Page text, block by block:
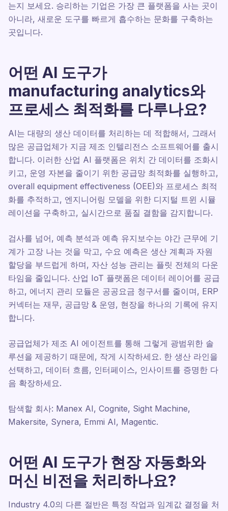
는지 보세요. 승리하는 기업은 가장 큰 플랫폼을 사는 곳이
아니라, 새로운 도구를 빠르게 흡수하는 문화를 구축하는
곳입니다.
어떤 AI 도구가
manufacturing analytics와
프로세스 최적화를 다루나요?
AI는 대량의 생산 데이터를 처리하는 데 적합해서, 그래서
많은 공급업체가 지금 제조 인텔리전스 소프트웨어를 출시
합니다. 이러한 산업 AI 플랫폼은 위치 간 데이터를 조화시
키고, 운영 자본을 줄이기 위한 공급망 최적화를 실행하고,
overall equipment effectiveness (OEE)와 프로세스 최적
화를 추적하고, 엔지니어링 모델을 위한 디지털 트윈 시뮬
레이션을 구축하고, 실시간으로 품질 결함을 감지합니다.
검사를 넘어, 예측 분석과 예측 유지보수는 야간 근무에 기
계가 고장 나는 것을 막고, 수요 예측은 생산 계획과 자원
할당을 부드럽게 하며, 자산 성능 관리는 플릿 전체의 다운
타임을 줄입니다. 산업 IoT 플랫폼은 데이터 레이어를 공급
하고, 에너지 관리 모듈은 공공요금 청구서를 줄이며, ERP
커넥터는 재무, 공급망 & 운영, 현장을 하나의 기록에 유지
합니다.
공급업체가 제조 AI 에이전트를 통해 그렇게 광범위한 솔
루션을 제공하기 때문에, 작게 시작하세요. 한 생산 라인을
선택하고, 데이터 흐름, 인터페이스, 인사이트를 증명한 다
음 확장하세요.
탐색할 회사: Manex AI, Cognite, Sight Machine,
Makersite, Synera, Emmi AI, Magentic.
어떤 AI 도구가 현장 자동화와
머신 비전을 처리하나요?
Industry 4.0의 다른 절반은 특정 작업과 임계값 결정을 처